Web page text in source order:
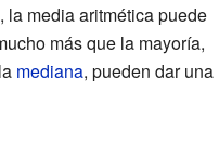
la media aritmética puede
más que la mayoría,
mediana, pueden dar una